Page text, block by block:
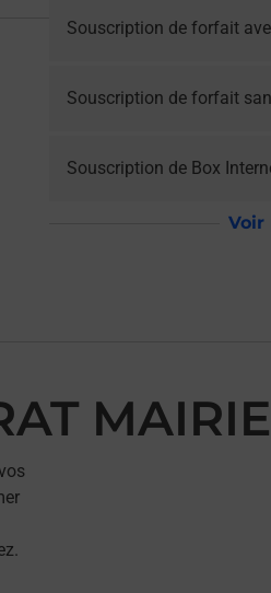
Souscription de forfait
Souscription de forfait
Souscription de Box
Voir
MAIRIE